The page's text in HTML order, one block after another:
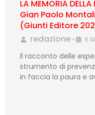
LA MEMORIA
Gian Paolo
(Giunti Editore
redazione • 6
Il racconto delle
strumento di
in faccia la paura e